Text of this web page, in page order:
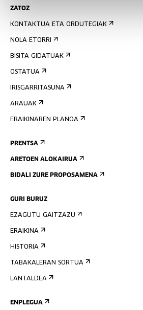
ZATOZ
KONTAKTUA ETA ORDUTEGIAK
NOLA ETORRI
BISITA GIDATUAK
OSTATUA
IRISGARRITASUNA
ARAUAK
ERAIKINAREN PLANOA
PRENTSA
ARETOEN ALOKAIRUA
BIDALI ZURE PROPOSAMENA
GURI BURUZ
EZAGUTU GAITZAZU
ERAIKINA
HISTORIA
TABAKALERAN SORTUA
LANTALDEA
ENPLEGUA